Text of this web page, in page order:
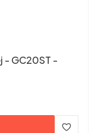
- GC20ST -